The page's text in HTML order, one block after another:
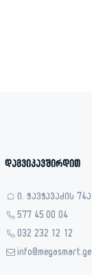
დაგვიკავშირდით
ი. ჭავჭავაძის 74ა
577 45 00 04
032 232 12 12
info@megasmart.ge